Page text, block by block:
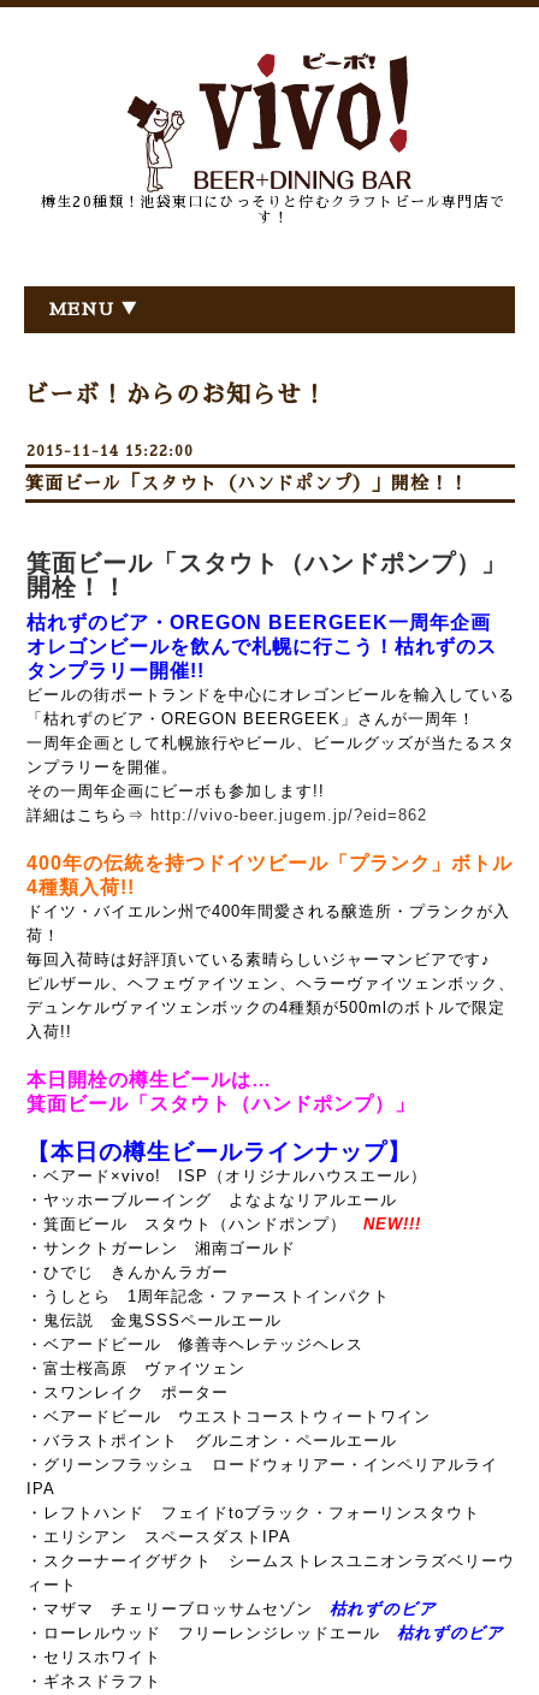
樽生20種類！池袋東口にひっそりと佇むクラフトビール専門店で
す！
MENU ▼
ビーボ！からのお知らせ！
2015-11-14 15:22:00
箕面ビール「スタウト（ハンドポンプ）」開栓！！
箕面ビール「スタウト（ハンドポンプ）」
開栓！！
枯れずのビア・OREGON BEERGEEK一周年企画
オレゴンビールを飲んで札幌に行こう！枯れずのス
タンプラリー開催!!
ビールの街ポートランドを中心にオレゴンビールを輸入している
「枯れずのビア・OREGON BEERGEEK」さんが一周年！
一周年企画として札幌旅行やビール、ビールグッズが当たるスタ
ンプラリーを開催。
その一周年企画にビーボも参加します!!
詳細はこちら⇒ http://vivo-beer.jugem.jp/?eid=862
400年の伝統を持つドイツビール「プランク」ボトル
4種類入荷!!
ドイツ・バイエルン州で400年間愛される醸造所・プランクが入
荷！
毎回入荷時は好評頂いている素晴らしいジャーマンビアです♪
ピルザール、ヘフェヴァイツェン、ヘラーヴァイツェンボック、
デュンケルヴァイツェンボックの4種類が500mlのボトルで限定
入荷!!
本日開栓の樽生ビールは…
箕面ビール「スタウト（ハンドポンプ）」
【本日の樽生ビールラインナップ】
・ベアード×vivo! ISP（オリジナルハウスエール）
・ヤッホーブルーイング よなよなリアルエール
・箕面ビール スタウト（ハンドポンプ） NEW!!!
・サンクトガーレン 湘南ゴールド
・ひでじ きんかんラガー
・うしとら 1周年記念・ファーストインパクト
・鬼伝説 金鬼SSSペールエール
・ベアードビール 修善寺ヘレテッジヘレス
・富士桜高原 ヴァイツェン
・スワンレイク ポーター
・ベアードビール ウエストコーストウィートワイン
・バラストポイント グルニオン・ペールエール
・グリーンフラッシュ ロードウォリアー・インペリアルライ
IPA
・レフトハンド フェイドtoブラック・フォーリンスタウト
・エリシアン スペースダストIPA
・スクーナーイグザクト シームストレスユニオンラズベリーウ
ィート
・マザマ チェリーブロッサムセゾン
枯れずのビア
・ローレルウッド フリーレンジレッドエール 枯れずのビア
・セリスホワイト
・ギネスドラフト